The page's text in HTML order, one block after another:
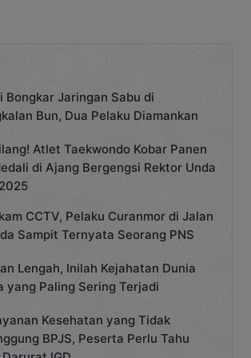
Bongkar Jaringan Sabu di
Bun, Dua Pelaku Diamankan
Atlet Taekwondo Kobar Panen
di Ajang Bergengsi Rektor Unda
CCTV, Pelaku Curanmor di Jalan
Sampit Ternyata Seorang PNS
Lengah, Inilah Kejahatan Dunia
yang Paling Sering Terjadi
Kesehatan yang Tidak
BPJS, Peserta Perlu Tahu